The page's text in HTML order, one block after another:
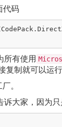
代码
.
所有使用
制就可以运行
。
大家，因为